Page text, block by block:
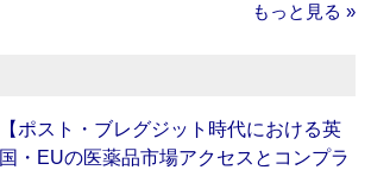
もっと見る »
【ポスト・ブレグジット時代における英
国・EUの医薬品市場アクセスとコンプラ